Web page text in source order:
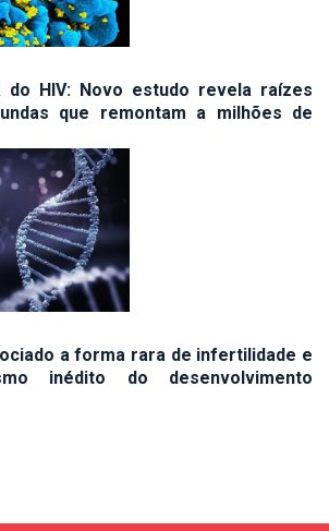
HIV: Novo estudo revela raízes
que remontam a milhões de
a forma rara de infertilidade e
inédito do desenvolvimento